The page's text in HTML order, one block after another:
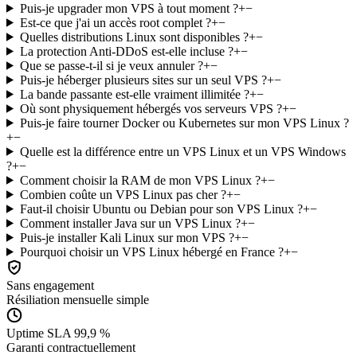
Puis-je upgrader mon VPS à tout moment ?+−
Est-ce que j'ai un accès root complet ?+−
Quelles distributions Linux sont disponibles ?+−
La protection Anti-DDoS est-elle incluse ?+−
Que se passe-t-il si je veux annuler ?+−
Puis-je héberger plusieurs sites sur un seul VPS ?+−
La bande passante est-elle vraiment illimitée ?+−
Où sont physiquement hébergés vos serveurs VPS ?+−
Puis-je faire tourner Docker ou Kubernetes sur mon VPS Linux ?
+−
Quelle est la différence entre un VPS Linux et un VPS Windows
?+−
Comment choisir la RAM de mon VPS Linux ?+−
Combien coûte un VPS Linux pas cher ?+−
Faut-il choisir Ubuntu ou Debian pour son VPS Linux ?+−
Comment installer Java sur un VPS Linux ?+−
Puis-je installer Kali Linux sur mon VPS ?+−
Pourquoi choisir un VPS Linux hébergé en France ?+−
Sans engagement
Résiliation mensuelle simple
Uptime SLA 99,9 %
Garanti contractuellement